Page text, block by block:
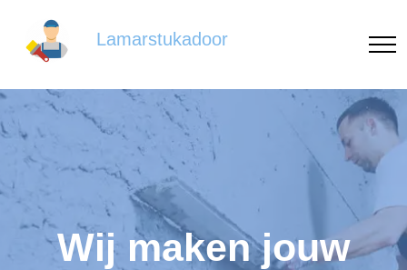
Lamarstukadoor
Wij maken jouw